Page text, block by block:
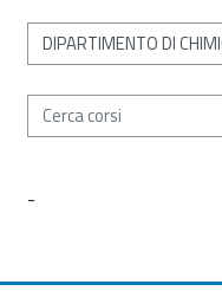
Categorie di corso
Cerca corsi
-